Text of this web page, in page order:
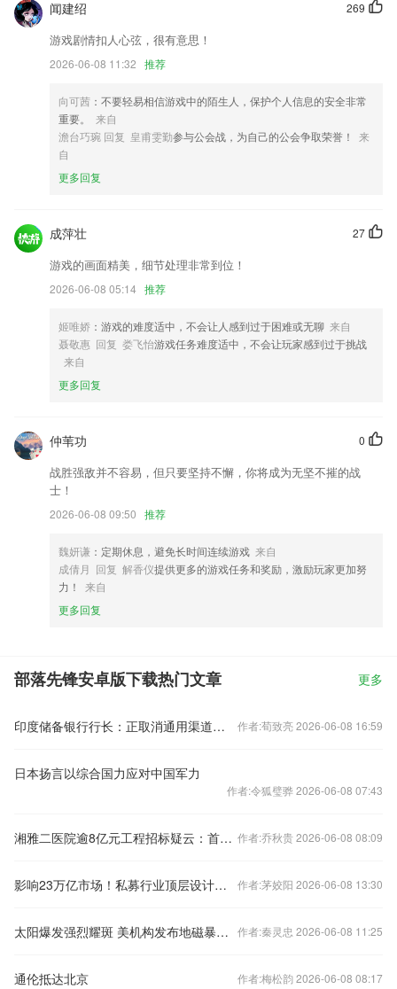
修复书架创建分类文件夹失败问题
新增后期叠加
新增租赁车违法处理业务
修改分享页面
等不到想要的天气？放飞光鸢，天空能听到你的呼唤，让天气随心变化；
用商店进行打分评论，说出您的使用经历，以帮助我们更好的对产品进行
优化修改。
269
闻建绍
游戏剧情扣人心弦，很有意思！
2026-06-08 11:32 推荐
向可茜 ：不要轻易相信游戏中的陌生人，保护个人信息的安全非常
重要。
来自
澹台巧琬 回复 皇甫雯勤参与公会战，为自己的公会争取荣誉！
来
自
更多回复
27
成萍壮
游戏的画面精美，细节处理非常到位！
2026-06-08 05:14 推荐
姬唯娇 ：游戏的难度适中，不会让人感到过于困难或无聊 来自
聂敬惠 回复 娄飞怡游戏任务难度适中，不会让玩家感到过于挑战
来自
更多回复
0
仲苇功
战胜强敌并不容易，但只要坚持不懈，你将成为无坚不摧的战
士！
2026-06-08 09:50 推荐
魏妍谦 ：定期休息，避免长时间连续游戏 来自
成倩月 回复 解香仪提供更多的游戏任务和奖励，激励玩家更加努
力！
来自
更多回复
部落先锋安卓版下载热门文章 更多
印度储备银行行长：正取消通用渠道下外国组合投资的短期投资限额与集中度限制。 作者:荀致亮 2026-06-08 16:59
日本扬言以综合国力应对中国军力
作者:令狐璧骅 2026-06-08 07:43
湘雅二医院逾8亿元工程招标疑云：首次公示前六家单位落选，第八名“逆袭”中标 作者:乔秋贵 2026-06-08 08:09
影响23万亿市场！私募行业顶层设计文件发布，最新解读来了 作者:茅姣阳 2026-06-08 13:30
太阳爆发强烈耀斑 美机构发布地磁暴预警 作者:秦灵忠 2026-06-08 11:25
通伦抵达北京 作者:梅松韵 2026-06-08 08:17